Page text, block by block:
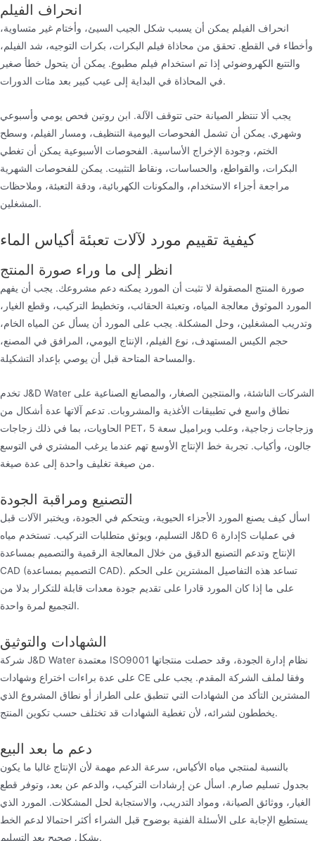
انحراف الفيلم
انحراف الفيلم يمكن أن يسبب شكل الجيب السيئ، وأختام غير متساوية،
وأخطاء في القطع. تحقق من محاذاة فيلم البكرات، بكرات التوجيه، شد الفيلم،
والتتبع الكهروضوئي إذا تم استخدام فيلم مطبوع. يمكن أن يتحول خطأ صغير
في المحاذاة في البداية إلى عيب كبير بعد مئات الدورات.
يجب ألا تنتظر الصيانة حتى تتوقف الآلة. ابن روتين فحص يومي وأسبوعي
وشهري. يمكن أن تشمل الفحوصات اليومية التنظيف، ومسار الفيلم، وسطح
الختم، وجودة الإخراج الأساسية. الفحوصات الأسبوعية يمكن أن تغطي
البكرات، والقواطع، والحساسات، ونقاط التثبيت. يمكن للفحوصات الشهرية
مراجعة أجزاء الاستخدام، والمكونات الكهربائية، ودقة التعبئة، وملاحظات
المشغلين.
كيفية تقييم مورد لآلات تعبئة أكياس الماء
انظر إلى ما وراء صورة المنتج
صورة المنتج المصقولة لا تثبت أن المورد يمكنه دعم مشروعك. يجب أن يفهم
المورد الموثوق معالجة المياه، وتعبئة الحقائب، وتخطيط التركيب، وقطع الغيار،
وتدريب المشغلين، وحل المشكلة. يجب على المورد أن يسأل عن المياه الخام،
حجم الكيس المستهدف، نوع الفيلم، الإنتاج اليومي، المرافق في المصنع،
والمساحة المتاحة قبل أن يوصي بإعداد التشكيلة.
تخدم J&D Water الشركات الناشئة، والمنتجين الصغار، والمصانع الصناعية على
نطاق واسع في تطبيقات الأغذية والمشروبات. تدعم آلاتها عدة أشكال من
الحاويات، بما في ذلك زجاجات PET، وزجاجات زجاجية، وعلب وبراميل سعة 5
جالون، وأكياب. تجربة خط الإنتاج الأوسع تهم عندما يرغب المشتري في التوسع
من صيغة تغليف واحدة إلى عدة صيغة.
التصنيع ومراقبة الجودة
اسأل كيف يصنع المورد الأجزاء الحيوية، ويتحكم في الجودة، ويختبر الآلات قبل
التسليم، ويوثق متطلبات التركيب. تستخدم مياه J&D إدارة 6S في عمليات
الإنتاج وتدعم التصنيع الدقيق من خلال المعالجة الرقمية والتصميم بمساعدة
CAD (التصميم بمساعدة CAD). تساعد هذه التفاصيل المشترين على الحكم
على ما إذا كان المورد قادرا على تقديم جودة معدات قابلة للتكرار بدلا من
التجميع لمرة واحدة.
الشهادات والتوثيق
شركة J&D Water معتمدة ISO9001 نظام إدارة الجودة، وقد حصلت منتجاتها
على عدة براءات اختراع وشهادات CE وفقا لملف الشركة المقدم. يجب على
المشترين التأكد من الشهادات التي تنطبق على الطراز أو نطاق المشروع الذي
يخططون لشرائه، لأن تغطية الشهادات قد تختلف حسب تكوين المنتج.
دعم ما بعد البيع
بالنسبة لمنتجي مياه الأكياس، سرعة الدعم مهمة لأن الإنتاج غالبا ما يكون
بجدول تسليم صارم. اسأل عن إرشادات التركيب، والدعم عن بعد، وتوفر قطع
الغيار، ووثائق الصيانة، ومواد التدريب، والاستجابة لحل المشكلات. المورد الذي
يستطيع الإجابة على الأسئلة الفنية بوضوح قبل الشراء أكثر احتمالا لدعم الخط
بشكل صحيح بعد التسليم.